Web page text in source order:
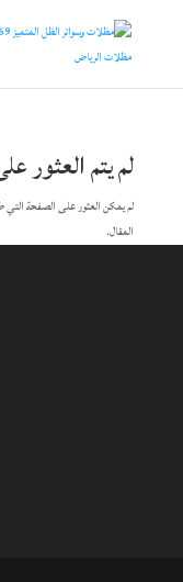
لم يتم العثور
لم يمكن العثور على الصفحة
المقال.